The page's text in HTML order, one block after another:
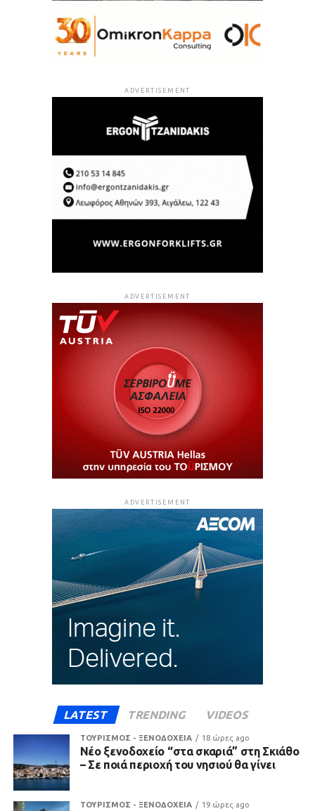
ADVERTISEMENT
ADVERTISEMENT
ADVERTISEMENT
LATEST TRENDING VIDEOS
ΤΟΥΡΙΣΜΟΣ - ΞΕΝΟΔΟΧΕΙΑ 18 ώρες ago
Νέο ξενοδοχείο “στα σκαριά” στη Σκιάθο
– Σε ποιά περιοχή του νησιού θα γίνει
ΤΟΥΡΙΣΜΟΣ - ΞΕΝΟΔΟΧΕΙΑ 19 ώρες ago